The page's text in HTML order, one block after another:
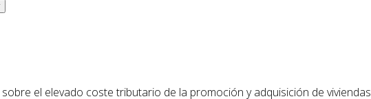
el elevado coste tributario de la promoción y adquisición de viviendas